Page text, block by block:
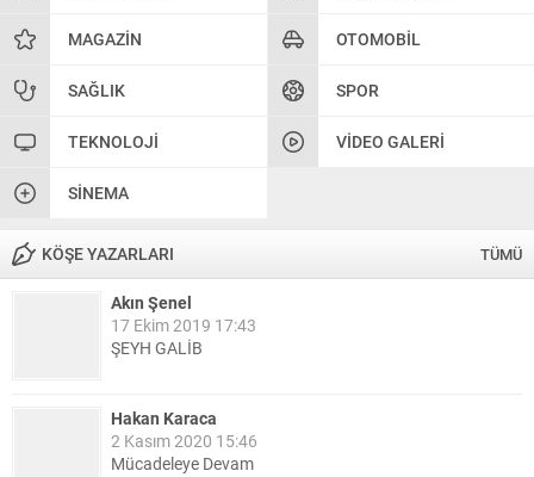
MAGAZIN OTOMOBIL
SAĞLIK SPOR
TEKNOLOJI VIDEO GALERI
SINEMA
KÖŞE YAZARLARI TÜMÜ
Akın Şenel
17 Ekim 2019 17:43
ŞEYH GALİB
Hakan Karaca
2 Kasım 2020 15:46
Mücadeleye Devam